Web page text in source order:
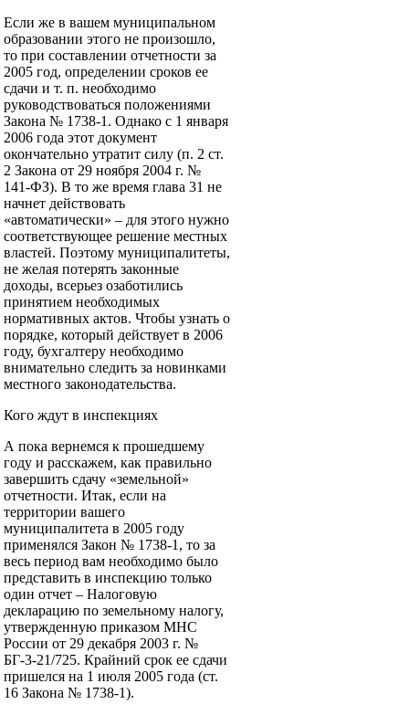
Если же в вашем муниципальном
образовании этого не произошло,
то при составлении отчетности за
2005 год, определении сроков ее
сдачи и т. п. необходимо
руководствоваться положениями
Закона № 1738-1. Однако с 1 января
2006 года этот документ
окончательно утратит силу (п. 2 ст.
2 Закона от 29 ноября 2004 г. №
141-ФЗ). В то же время глава 31 не
начнет действовать
«автоматически» – для этого нужно
соответствующее решение местных
властей. Поэтому муниципалитеты,
не желая потерять законные
доходы, всерьез озаботились
принятием необходимых
нормативных актов. Чтобы узнать о
порядке, который действует в 2006
году, бухгалтеру необходимо
внимательно следить за новинками
местного законодательства.
Кого ждут в инспекциях
А пока вернемся к прошедшему
году и расскажем, как правильно
завершить сдачу «земельной»
отчетности. Итак, если на
территории вашего
муниципалитета в 2005 году
применялся Закон № 1738-1, то за
весь период вам необходимо было
представить в инспекцию только
один отчет – Налоговую
декларацию по земельному налогу,
утвержденную приказом МНС
России от 29 декабря 2003 г. №
БГ-3-21/725. Крайний срок ее сдачи
пришелся на 1 июля 2005 года (ст.
16 Закона № 1738-1).